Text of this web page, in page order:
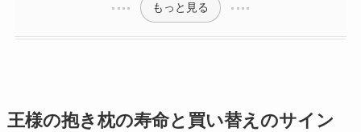
もっと見る
王様の抱き枕の寿命と買い替えのサイン